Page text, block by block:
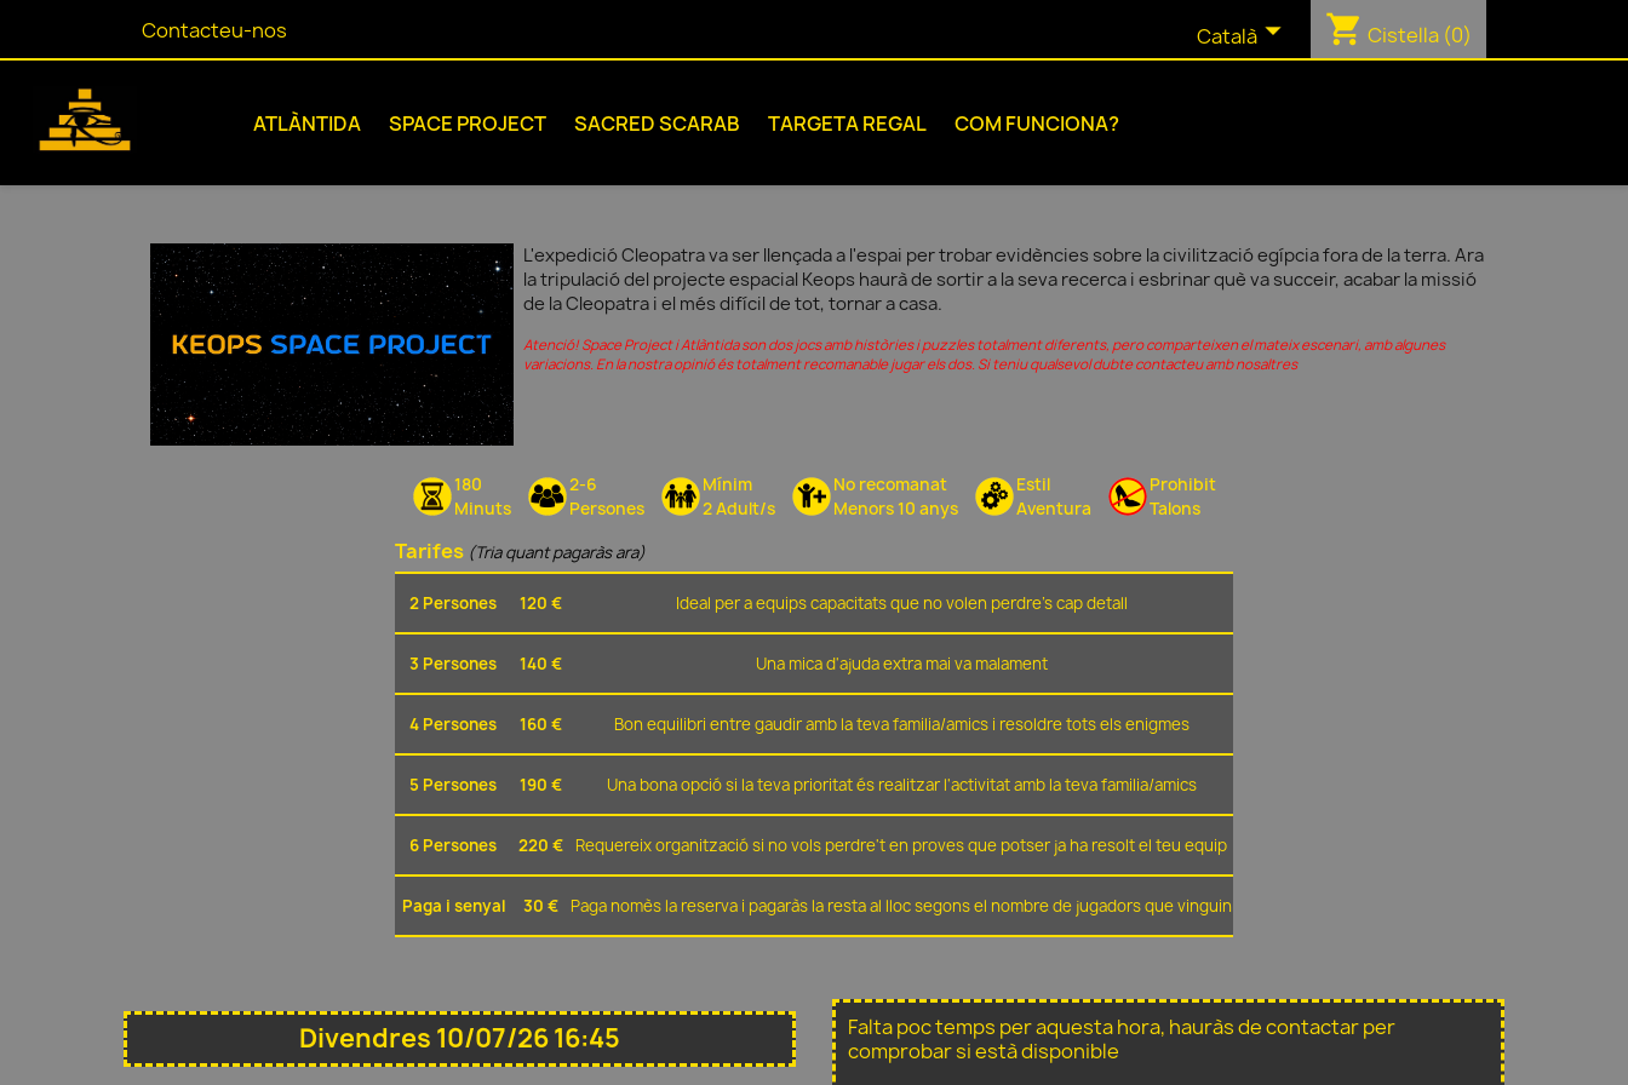
Contacteu-nos Català shopping_cart Cistella (0)
ATLÀNTIDA SPACE PROJECT SACRED SCARAB TARGETA REGAL COM FUNCIONA?
L'expedició Cleopatra va ser llençada a l'espai per trobar evidències sobre la civilització egípcia fora de la terra. Ara
la tripulació del projecte espacial Keops haurà de sortir a la seva recerca i esbrinar què va succeir, acabar la missió
de la Cleopatra i el més difícil de tot, tornar a casa.
Atenció! Space Project i Atlàntida son dos jocs amb històries i puzzles totalment diferents, pero comparteixen el mateix escenari, amb algunes
variacions. En la nostra opinió és totalment recomanable jugar els dos. Si teniu qualsevol dubte contacteu amb nosaltres
180
Minuts
2-6
Persones
Mínim
2 Adult/s
No recomanat
Menors 10 anys
Estil
Aventura
Prohibit
Talons
Tarifes (Tria quant pagaràs ara)
2 Persones 120 € Ideal per a equips capacitats que no volen perdre's cap detall
3 Persones 140 € Una mica d'ajuda extra mai va malament
4 Persones 160 € Bon equilibri entre gaudir amb la teva familia/amics i resoldre tots els enigmes
5 Persones 190 € Una bona opció si la teva prioritat és realitzar l'activitat amb la teva familia/amics
6 Persones 220 € Requereix organització si no vols perdre't en proves que potser ja ha resolt el teu equip
Paga i senyal 30 € Paga nomès la reserva i pagaràs la resta al lloc segons el nombre de jugadors que vinguin
Divendres 10/07/26 16:45
Falta poc temps per aquesta hora, hauràs de contactar per
comprobar si està disponible